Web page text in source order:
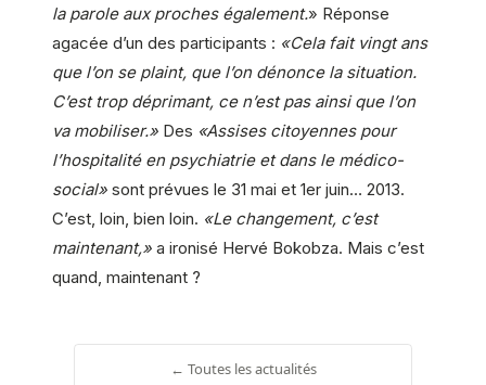
la parole aux proches également.» Réponse
agacée d’un des participants : «Cela fait vingt ans
que l’on se plaint, que l’on dénonce la situation.
C’est trop déprimant, ce n’est pas ainsi que l’on
va mobiliser.» Des «Assises citoyennes pour
l’hospitalité en psychiatrie et dans le médico-
social» sont prévues le 31 mai et 1er juin… 2013.
C’est, loin, bien loin. «Le changement, c’est
maintenant,» a ironisé Hervé Bokobza. Mais c’est
quand, maintenant ?
← Toutes les actualités